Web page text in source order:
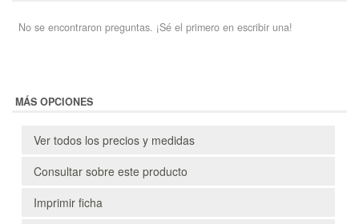
No se encontraron preguntas. ¡Sé el primero en escribir una!
MÁS OPCIONES
Ver todos los precios y medidas
Consultar sobre este producto
Imprimir ficha